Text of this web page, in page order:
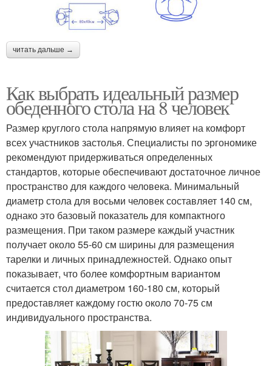
читать дальше →
Как выбрать идеальный размер
обеденного стола на 8 человек
Размер круглого стола напрямую влияет на комфорт
всех участников застолья. Специалисты по эргономике
рекомендуют придерживаться определенных
стандартов, которые обеспечивают достаточное личное
пространство для каждого человека. Минимальный
диаметр стола для восьми человек составляет 140 см,
однако это базовый показатель для компактного
размещения. При таком размере каждый участник
получает около 55-60 см ширины для размещения
тарелки и личных принадлежностей. Однако опыт
показывает, что более комфортным вариантом
считается стол диаметром 160-180 см, который
предоставляет каждому гостю около 70-75 см
индивидуального пространства.